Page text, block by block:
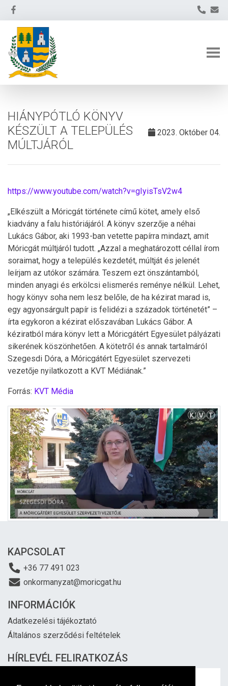
HIÁNYPÓTLÓ KÖNYV
KÉSZÜLT A TELEPÜLÉS
MÚLTJÁRÓL
2023. Október 04.
https://www.youtube.com/watch?v=gIyisTsV2w4
„Elkészült a Móricgát története című kötet, amely első
kiadvány a falu históriájáról. A könyv szerzője a néhai
Lukács Gábor, aki 1993-ban vetette papírra mindazt, amit
Móricgát múltjáról tudott. „Azzal a meghatározott céllal írom
soraimat, hogy a település kezdetét, múltját és jelenét
leírjam az utókor számára. Teszem ezt önszántamból,
minden anyagi és erkölcsi elismerés reménye nélkül. Lehet,
hogy könyv soha nem lesz belőle, de ha kézirat marad is,
egy agyonsárgult papír is felidézi a századok történetét” –
írta egykoron a kézirat előszavában Lukács Gábor. A
kéziratból mára könyv lett a Móricgátért Egyesület pályázati
sikerének köszönhetően. A kötetről és annak tartalmáról
Szegesdi Dóra, a Móricgátért Egyesület szervezeti
vezetője nyilatkozott a KVT Médiának.”
Forrás: KVT Média
KAPCSOLAT
+36 77 491 023
onkormanyzat@moricgat.hu
INFORMÁCIÓK
Adatkezelési tájékoztató
Általános szerződési feltételek
HÍRLEVÉL FELIRATKOZÁS